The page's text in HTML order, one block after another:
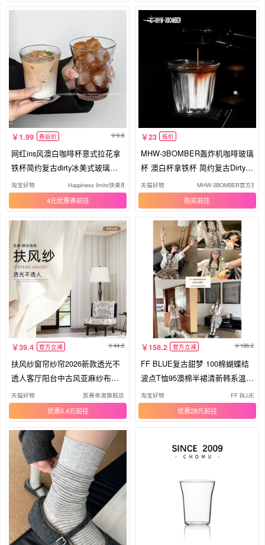
1.99 券后价 6.8
网红ins风澳白咖啡杯意式拉花拿
铁杯简约复古dirty冰美式玻璃杯
子
淘宝好物 Happiness limits快楽限定
4元优惠券
23 低价
MHW-3BOMBER轰炸机咖啡玻璃
杯 澳白杯拿铁杯 简约复古Dirty咖
啡杯
天猫好物 MHW-3BOMBER官方旗舰
购买
39.4 官方立减 44.8
扶风纱窗帘纱帘2026新款透光不
透人客厅阳台中古风亚麻纱布高
级感
天猫好物 凯赛帝澳旗舰店
优惠5.4元
158.2 官方立减 186.2
FF BLUE复古甜梦 100棉蝴蝶结
波点T恤95澳棉半裙清新韩系温柔
套装
淘宝好物 FF BLUE
优惠28元